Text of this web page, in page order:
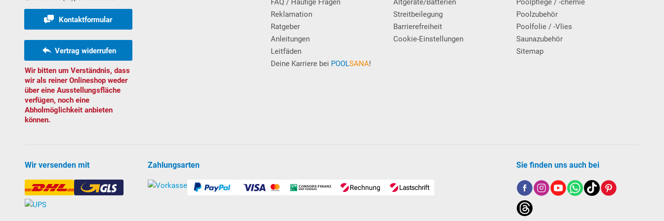
Kontaktformular
Vertrag widerrufen
Wir bitten um Verständnis, dass
wir als reiner Onlineshop weder
über eine Ausstellungsfläche
verfügen, noch eine
Abholmöglichkeit anbieten
können.
Reklamation
Ratgeber
Anleitungen
Leitfäden
Deine Karriere bei POOLSANA!
Streitbeilegung
Barrierefreiheit
Cookie-Einstellungen
Poolzubehör
Poolfolie / -Vlies
Saunazubehör
Sitemap
Wir versenden mit Zahlungsarten Sie finden uns auch bei